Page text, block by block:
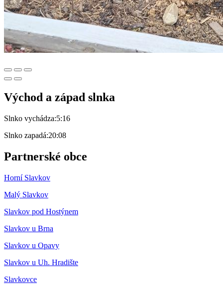
Východ a západ slnka
Slnko vychádza:5:16
Slnko zapadá:20:08
Partnerské obce
Horní Slavkov
Malý Slavkov
Slavkov pod Hostýnem
Slavkov u Brna
Slavkov u Opavy
Slavkov u Uh. Hradište
Slavkovce